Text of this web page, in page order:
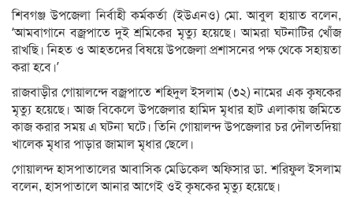
শিবগঞ্জ উপজেলা নির্বাহী কর্মকর্তা (ইউএনও) মো. আবুল হায়াত বলেন,
‘আমবাগানে বজ্রপাতে দুই শ্রমিকের মৃত্যু হয়েছে। আমরা ঘটনাটির খোঁজ
রাখছি। নিহত ও আহতদের বিষয়ে উপজেলা প্রশাসনের পক্ষ থেকে সহায়তা
করা হবে।’
রাজবাড়ীর গোয়ালন্দে বজ্রপাতে শহিদুল ইসলাম (৩২) নামের এক কৃষকের
মৃত্যু হয়েছে। আজ বিকেলে উপজেলার হামিদ মৃধার হাট এলাকায় জমিতে
কাজ করার সময় এ ঘটনা ঘটে। তিনি গোয়ালন্দ উপজেলার চর দৌলতদিয়া
খালেক মৃধার পাড়ার জামাল মৃধার ছেলে।
গোয়ালন্দ হাসপাতালের আবাসিক মেডিকেল অফিসার ডা. শরিফুল ইসলাম
বলেন, হাসপাতালে আনার আগেই ওই কৃষকের মৃত্যু হয়েছে।